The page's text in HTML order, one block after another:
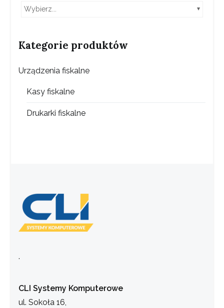
Wybierz...
Kategorie produktów
Urządzenia fiskalne
Kasy fiskalne
Drukarki fiskalne
.
CLI Systemy Komputerowe
ul. Sokoła 16,